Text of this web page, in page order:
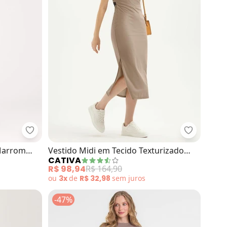
Animal Print (Marrom)
Cativa - Vestido Midi em Canelado (Marrom Claro)
Cativa -
Vestido Midi em Tecido Texturizado
(Marrom Claro)
CATIVA
R$ 98,94R$ 164,90
ou 3xde R$ 32,98 sem juros
-47%